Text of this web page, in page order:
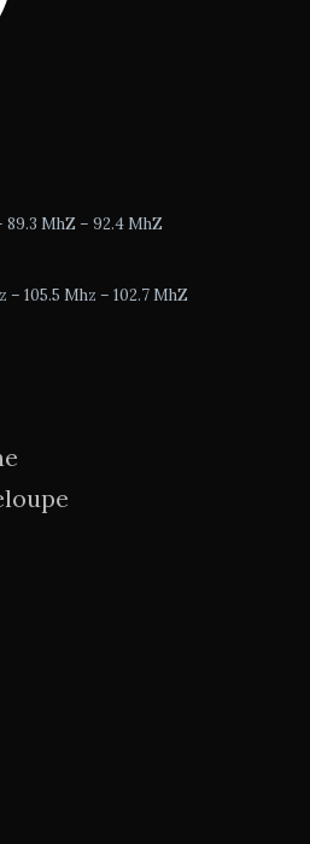
89.3 MhZ – 92.4 MhZ
– 105.5 Mhz – 102.7 MhZ